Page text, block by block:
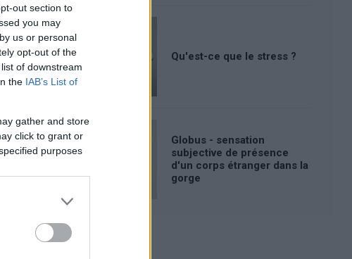
out section to
you may
us or personal
opt-out of the
of downstream
the IAB’s List of
gather and store
click to grant or
purposes
Qu'est-ce que le stress ?
Globus - sensation
subjective de présence
d'un corps étranger dans la
gorge